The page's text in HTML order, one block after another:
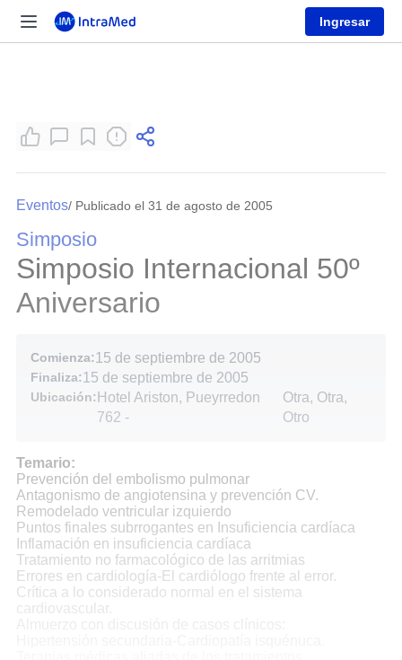
Ingresar
Eventos/ Publicado el 31 de agosto de 2005
Simposio
Simposio Internacional 50º
Aniversario
Comienza:15 de septiembre de 2005
Finaliza:15 de septiembre de 2005
Ubicación: Hotel Ariston, Pueyrredon
762 -
Otra, Otra,
Otro
Temario:
Prevención del embolismo pulmonar
Antagonismo de angiotensina y prevención CV.
Remodelado ventricular izquierdo
Puntos finales subrrogantes en Insuficiencia cardíaca
Inflamación en insuficiencia cardíaca
Tratamiento no farmacológico de las arritmias
Errores en cardiología-El cardiólogo frente al error.
Crítica a lo considerado normal en el sistema
cardiovascular.